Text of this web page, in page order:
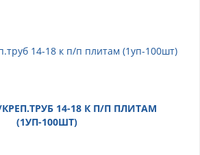
14-18 К П/П ПЛИТАМ
(1УП-100ШТ)